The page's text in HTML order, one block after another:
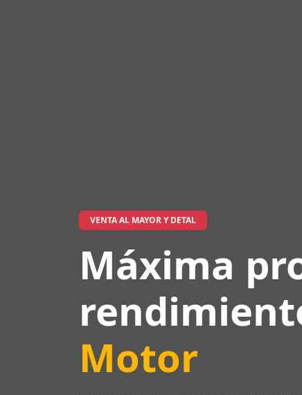
VENTA AL MAYOR Y DETAL
Máxima
Motor